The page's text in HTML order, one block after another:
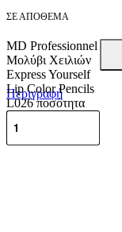
ΣΕ ΑΠΌΘΕΜΑ
MD Professionnel
Μολύβι Χειλιών
Express Yourself
Lip Color Pencils
L026 ποσότητα
Περιγραφή